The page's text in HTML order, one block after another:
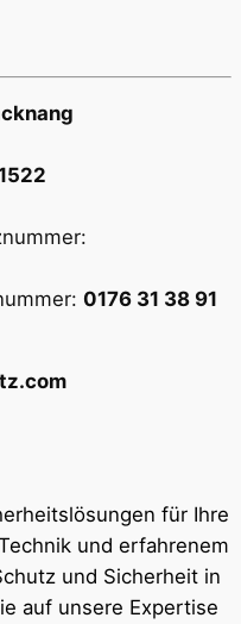
0176 31 38 91
für Ihre
und erfahrenem
und Sicherheit in
auf unsere Expertise